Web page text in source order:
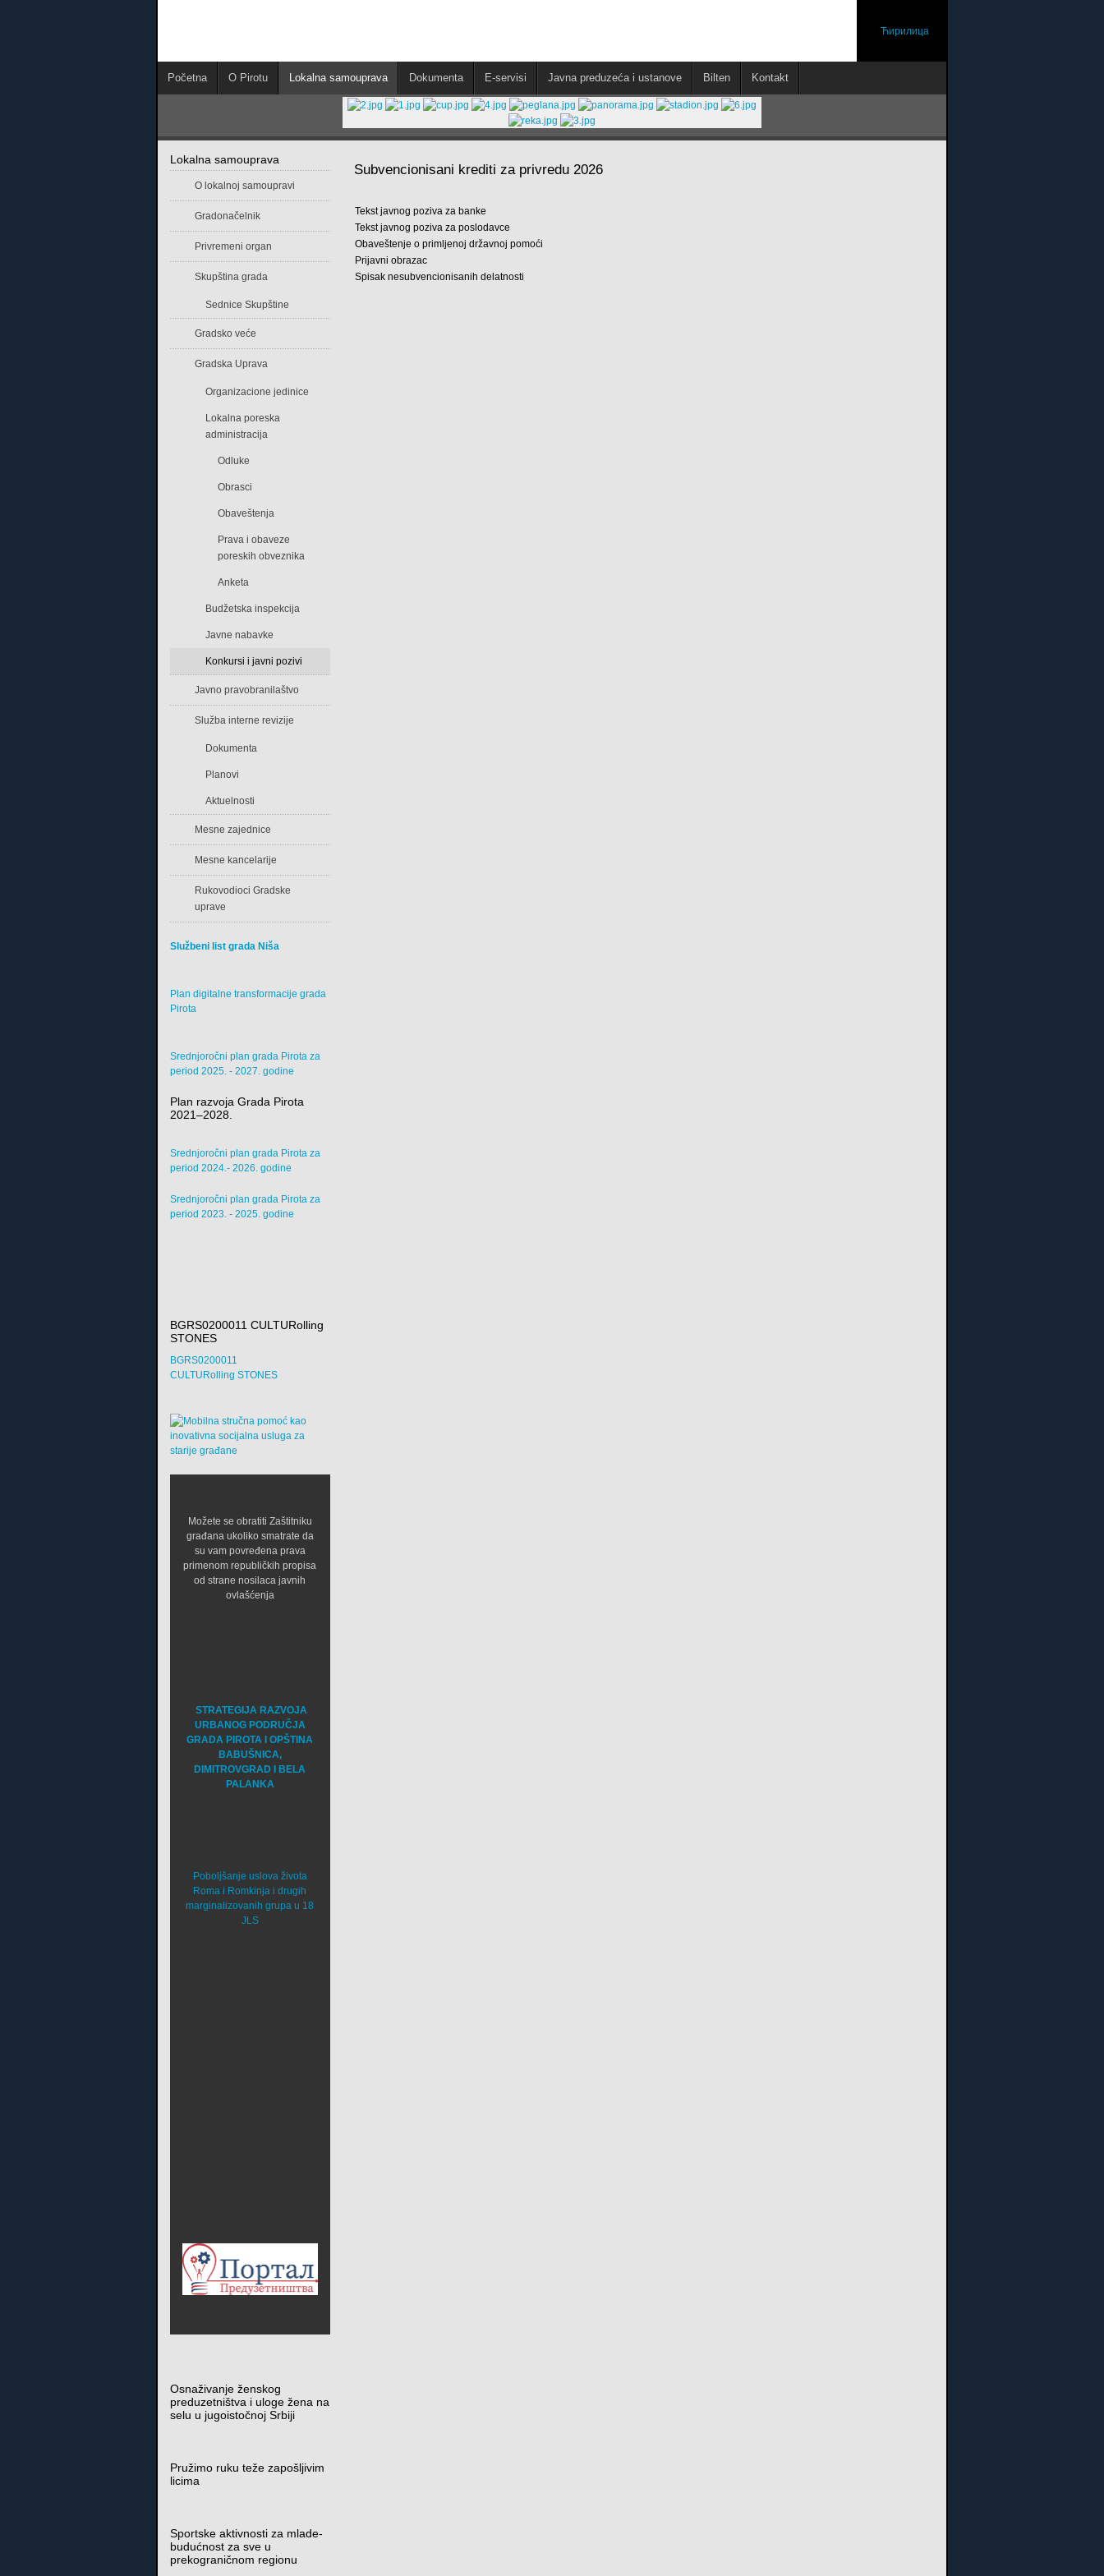
Ћирилица
Početna O Pirotu Lokalna samouprava Dokumenta E-servisi Javna preduzeća i ustanove Bilten Kontakt
Subvencionisani krediti za privredu 2026
Tekst javnog poziva za banke
Tekst javnog poziva za poslodavce
Obaveštenje o primljenoj državnoj pomoći
Prijavni obrazac
Spisak nesubvencionisanih delatnosti
Lokalna samouprava
O lokalnoj samoupravi
Gradonačelnik
Privremeni organ
Skupština grada
Sednice Skupštine
Gradsko veće
Gradska Uprava
Organizacione jedinice
Lokalna poreska
administracija
Odluke
Obrasci
Obaveštenja
Prava i obaveze
poreskih obveznika
Anketa
Budžetska inspekcija
Javne nabavke
Konkursi i javni pozivi
Javno pravobranilaštvo
Služba interne revizije
Dokumenta
Planovi
Aktuelnosti
Mesne zajednice
Mesne kancelarije
Rukovodioci Gradske
uprave
Službeni list grada Niša
Plan digitalne transformacije grada
Pirota
Srednjoročni plan grada Pirota za
period 2025. - 2027. godine
Plan razvoja Grada Pirota
2021–2028.
Srednjoročni plan grada Pirota za
period 2024.- 2026. godine
Srednjoročni plan grada Pirota za
period 2023. - 2025. godine
BGRS0200011 CULTURolling
STONES
BGRS0200011
CULTURolling STONES
Možete se obratiti Zaštitniku
građana ukoliko smatrate da
su vam povređena prava
primenom republičkih propisa
od strane nosilaca javnih
ovlašćenja
STRATEGIJA RAZVOJA
URBANOG PODRUČJA
GRADA PIROTA I OPŠTINA
BABUŠNICA,
DIMITROVGRAD I BELA
PALANKA
Poboljšanje uslova života
Roma i Romkinja i drugih
marginalizovanih grupa u 18
JLS
Osnaživanje ženskog
preduzetništva i uloge žena na
selu u jugoistočnoj Srbiji
Pružimo ruku teže zapošljivim
licima
Sportske aktivnosti za mlade-
budućnost za sve u
prekograničnom regionu